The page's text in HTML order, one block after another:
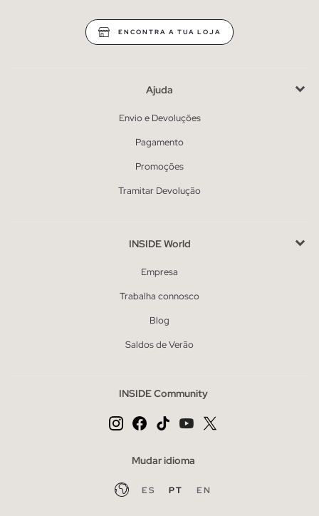
ENCONTRA A TUA LOJA
Ajuda
Envio e Devoluções
Pagamento
Promoções
Tramitar Devolução
INSIDE World
Empresa
Trabalha connosco
Blog
Saldos de Verão
INSIDE Community
Mudar idioma
ES PT EN